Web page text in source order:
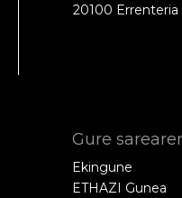
20100 Errenteria
Gure
Ekingune
ETHAZI Gunea